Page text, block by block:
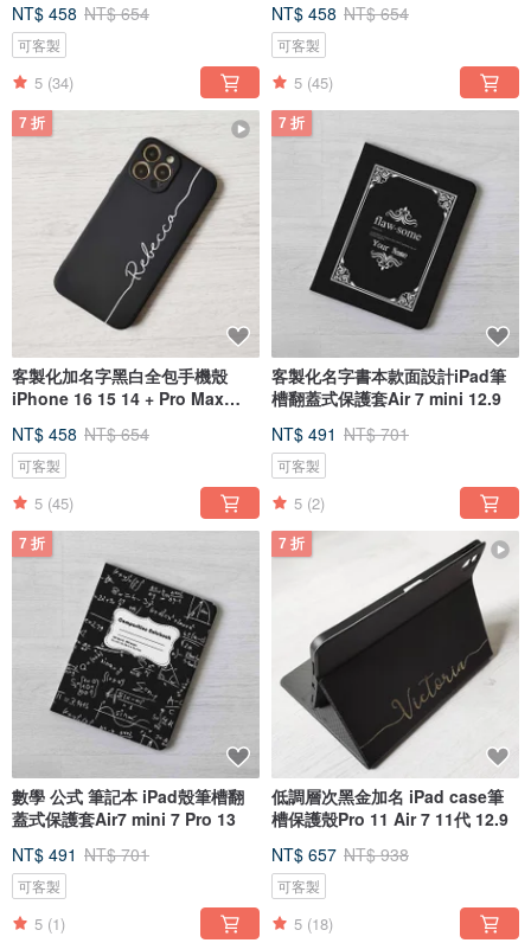
NT$ 458 NT$ 654
可客製
5 (34)
NT$ 458 NT$ 654
可客製
5 (45)
7 折
客製化加名字黑白全包手機殼
iPhone 16 15 14 + Pro Max
NT$ 458 NT$ 654
可客製
5 (45)
7 折
客製化名字書本款面設計iPad筆
槽翻蓋式保護套Air 7 mini 12.9
NT$ 491 NT$ 701
可客製
5 (2)
7 折
數學 公式 筆記本 iPad殼筆槽翻
蓋式保護套Air7 mini 7 Pro 13
NT$ 491 NT$ 701
可客製
5 (1)
7 折
低調層次黑金加名 iPad case筆
槽保護殼Pro 11 Air 7 11代 12.9
NT$ 657 NT$ 938
可客製
5 (18)